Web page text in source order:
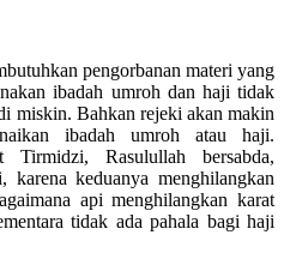
pengorbanan materi yang
ibadah umroh dan haji tidak
miskin. Bahkan rejeki akan makin
ibadah umroh atau haji.
Rasulullah bersabda,
karena keduanya menghilangkan
api menghilangkan karat
tidak ada pahala bagi haji